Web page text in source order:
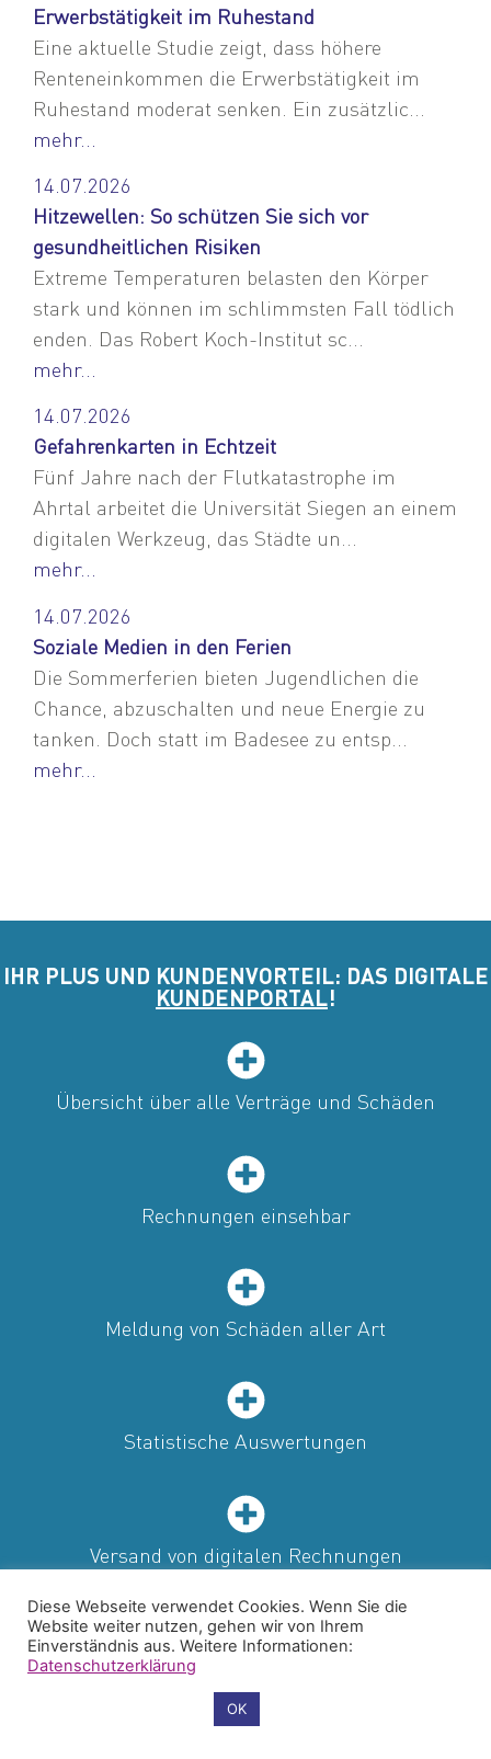
Erwerbstätigkeit im Ruhestand
Eine aktuelle Studie zeigt, dass höhere
Renteneinkommen die Erwerbstätigkeit im
Ruhestand moderat senken. Ein zusätzlic...
mehr...
14.07.2026
Hitzewellen: So schützen Sie sich vor
gesundheitlichen Risiken
Extreme Temperaturen belasten den Körper
stark und können im schlimmsten Fall tödlich
enden. Das Robert Koch-Institut sc...
mehr...
14.07.2026
Gefahrenkarten in Echtzeit
Fünf Jahre nach der Flutkatastrophe im
Ahrtal arbeitet die Universität Siegen an einem
digitalen Werkzeug, das Städte un...
mehr...
14.07.2026
Soziale Medien in den Ferien
Die Sommerferien bieten Jugendlichen die
Chance, abzuschalten und neue Energie zu
tanken. Doch statt im Badesee zu entsp...
mehr...
IHR PLUS UND KUNDENVORTEIL: DAS DIGITALE
KUNDENPORTAL!
Übersicht über alle Verträge und Schäden
Rechnungen einsehbar
Meldung von Schäden aller Art
Statistische Auswertungen
Versand von digitalen Rechnungen
Diese Webseite verwendet Cookies. Wenn Sie die
Website weiter nutzen, gehen wir von Ihrem
Einverständnis aus. Weitere Informationen:
Datenschutzerklärung
OK